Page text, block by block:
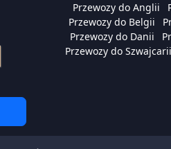
Przewozy do Anglii
Przewozy do Belgii
Przewozy do Danii
Przewozy do Szwajcarii